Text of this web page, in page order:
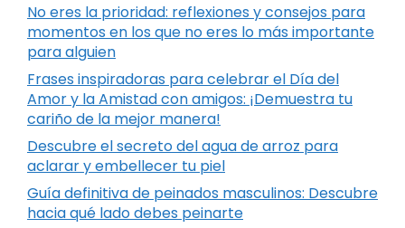
No eres la prioridad: reflexiones y consejos para
momentos en los que no eres lo más importante
para alguien
Frases inspiradoras para celebrar el Día del
Amor y la Amistad con amigos: ¡Demuestra tu
cariño de la mejor manera!
Descubre el secreto del agua de arroz para
aclarar y embellecer tu piel
Guía definitiva de peinados masculinos: Descubre
hacia qué lado debes peinarte